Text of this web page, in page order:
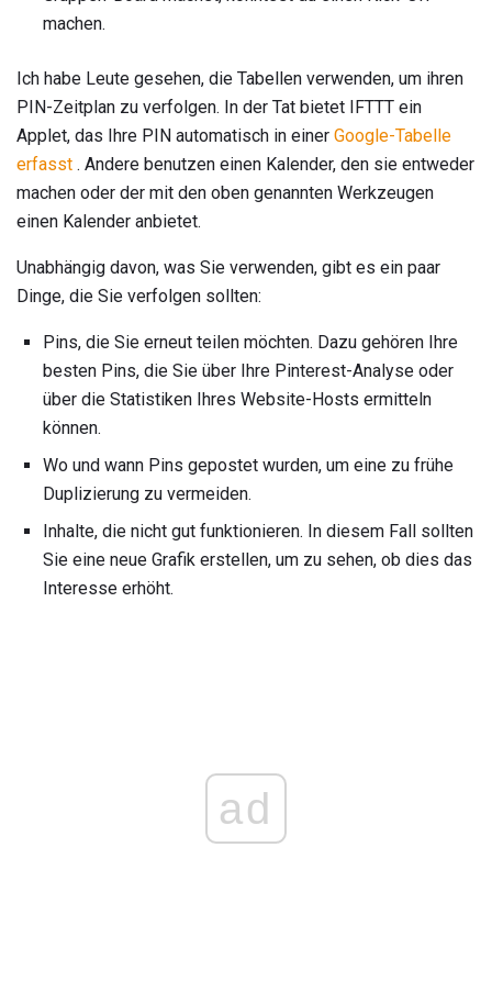
machen.
Ich habe Leute gesehen, die Tabellen verwenden, um ihren
PIN-Zeitplan zu verfolgen. In der Tat bietet IFTTT ein
Applet, das Ihre PIN automatisch in einer Google-Tabelle
erfasst . Andere benutzen einen Kalender, den sie entweder
machen oder der mit den oben genannten Werkzeugen
einen Kalender anbietet.
Unabhängig davon, was Sie verwenden, gibt es ein paar
Dinge, die Sie verfolgen sollten:
Pins, die Sie erneut teilen möchten. Dazu gehören Ihre
besten Pins, die Sie über Ihre Pinterest-Analyse oder
über die Statistiken Ihres Website-Hosts ermitteln
können.
Wo und wann Pins gepostet wurden, um eine zu frühe
Duplizierung zu vermeiden.
Inhalte, die nicht gut funktionieren. In diesem Fall sollten
Sie eine neue Grafik erstellen, um zu sehen, ob dies das
Interesse erhöht.
ad